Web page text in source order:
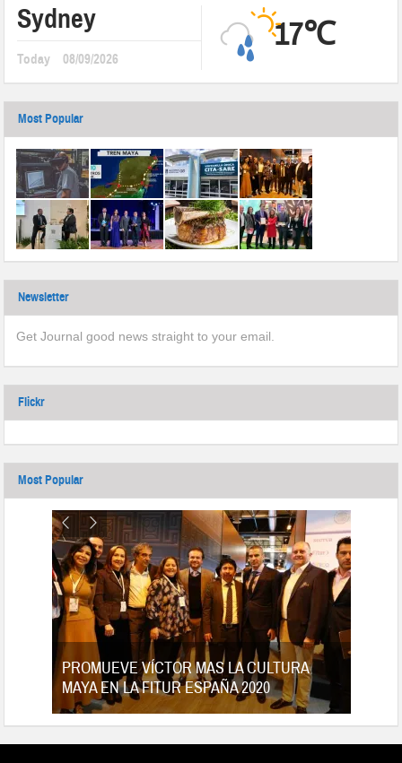
Sydney
Today 08/09/2026
17℃
Most Popular
Newsletter
Get Journal good news straight to your email.
Flickr
Most Popular
PROMUEVE VÍCTOR MAS LA CULTURA
MAYA EN LA FITUR ESPAÑA 2020